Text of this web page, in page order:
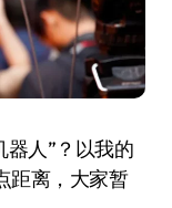
器人”？以我的
距离，大家暂